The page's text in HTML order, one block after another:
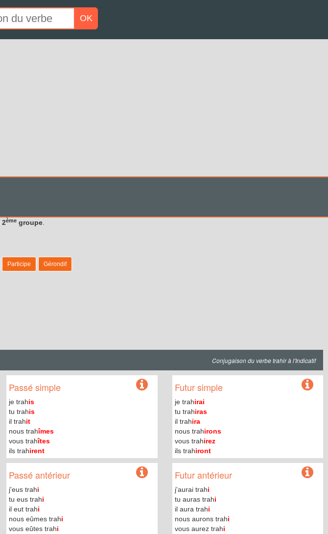
OK
2ème groupe
Participe Gérondif
Conjugaison du verbe trahir à l'Indicatif
Passé simple
je trahis
tu trahis
il trahit
nous trahîmes
vous trahîtes
ils trahirent
Futur simple
je trahirai
tu trahiras
il trahira
nous trahirons
vous trahirez
ils trahiront
Passé antérieur
j'eus trahi
tu eus trahi
il eut trahi
nous eûmes trahi
vous eûtes trahi
Futur antérieur
j'aurai trahi
tu auras trahi
il aura trahi
nous aurons trahi
vous aurez trahi